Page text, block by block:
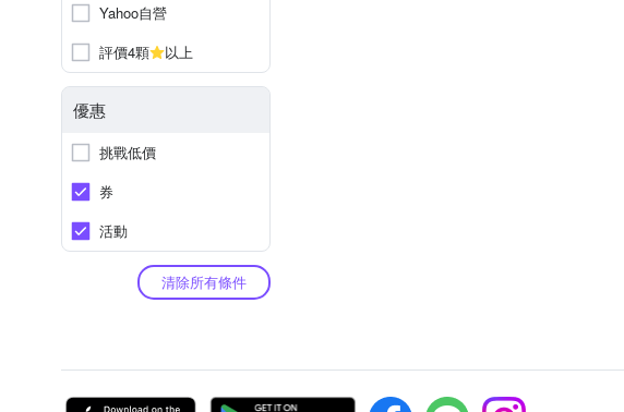
Yahoo自營
評價4顆
以上
優惠
挑戰低價
券
活動
清除所有條件